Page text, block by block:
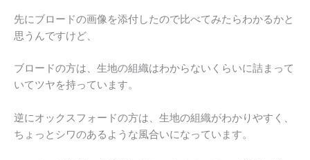
先にブロードの画像を添付したので比べてみたらわかるかと
思うんですけど、
ブロードの方は、生地の組織はわからないくらいに詰まって
いてツヤを持っています。
逆にオックスフォードの方は、生地の組織がわかりやすく、
ちょっとシワのあるような風合いになっています。